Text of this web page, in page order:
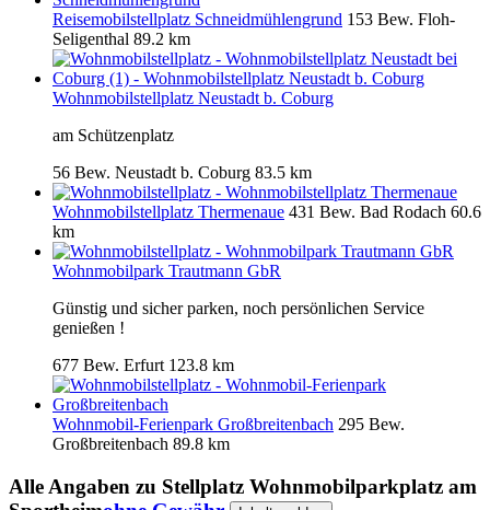
Reisemobilstellplatz Schneidmühlengrund 153 Bew. Floh-
Seligenthal 89.2 km
Wohnmobilstellplatz Neustadt b. Coburg
am Schützenplatz
56 Bew. Neustadt b. Coburg 83.5 km
Wohnmobilstellplatz Thermenaue 431 Bew. Bad Rodach 60.6
km
Wohnmobilpark Trautmann GbR
Günstig und sicher parken, noch persönlichen Service
genießen !
677 Bew. Erfurt 123.8 km
Wohnmobil-Ferienpark Großbreitenbach 295 Bew.
Großbreitenbach 89.8 km
Alle Angaben zu Stellplatz Wohnmobilparkplatz am